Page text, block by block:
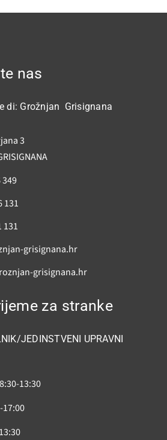
nas
di: Grožnjan Grisignana
3
349
131
131
grisignana.hr
grisignana.hr
za stranke
JEDINSTVENI UPRAVNI
8:30-13:30
17:00